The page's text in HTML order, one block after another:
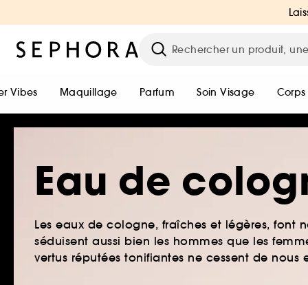
Vibes Maquillage Parfum Soin Visage Corps
Eau de
Les eaux de cologne, fraîches et légères, font
séduisent aussi bien les hommes que les
vertus réputées tonifiantes ne cessent de nous